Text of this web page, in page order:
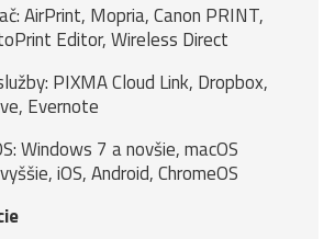
AirPrint, Mopria, Canon PRINT,
Editor, Wireless Direct
PIXMA Cloud Link, Dropbox,
Evernote
Windows 7 a novšie, macOS
iOS, Android, ChromeOS